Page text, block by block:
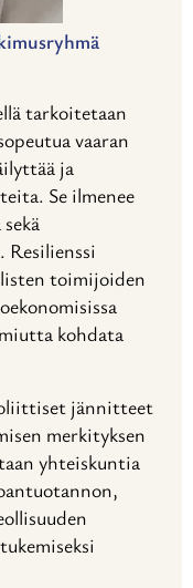
tarkoitetaan
vaaran
ja
Se ilmenee
Resilienssi
toimijoiden
kohdata
jännitteet
merkityksen
yhteiskuntia